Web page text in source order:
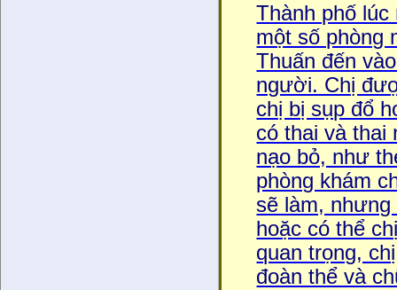
Thành phố
một số phòng
Thuấn đến
người. Chị
chị bị sụp đổ
có thai và thai
nạo bỏ, như
phòng khám
sẽ làm,
hoặc có thể
quan trọng,
đoàn thể và